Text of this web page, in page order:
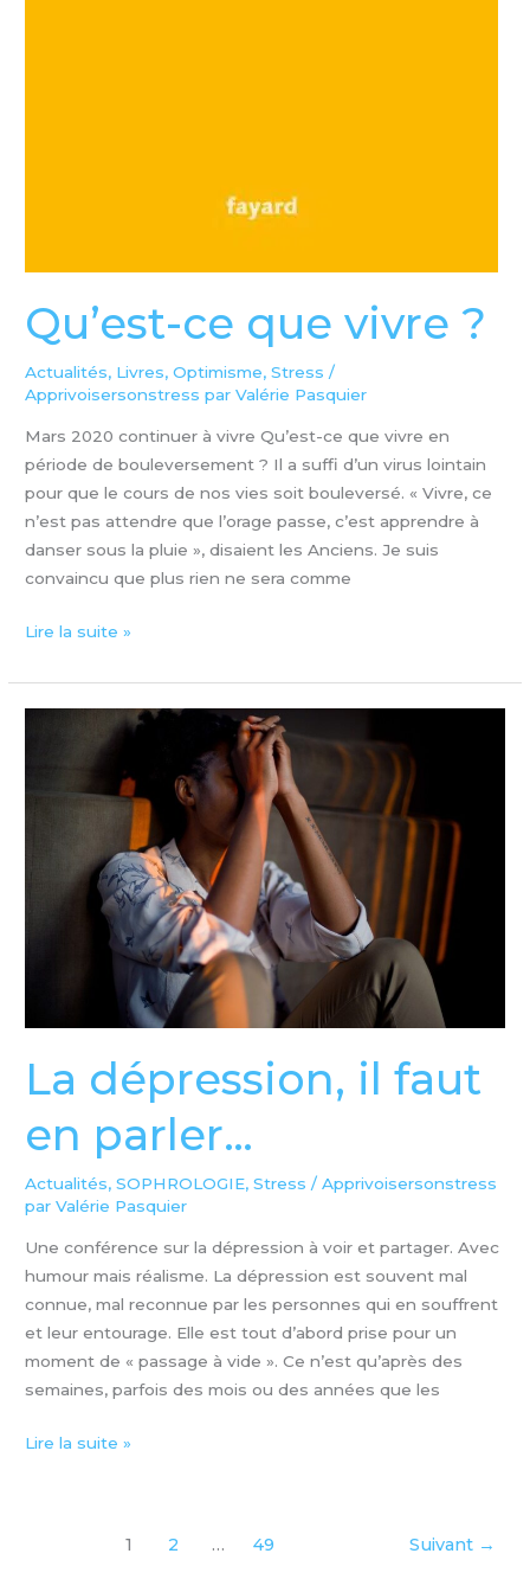
Qu’est-ce que vivre ?
Actualités, Livres,Optimisme,Stress /
Apprivoisersonstress par Valérie Pasquier
Mars 2020 continuer à vivre Qu’est-ce que vivre en
période de bouleversement ? Il a suffi d’un virus lointain
pour que le cours de nos vies soit bouleversé. « Vivre, ce
n’est pas attendre que l’orage passe, c’est apprendre à
danser sous la pluie », disaient les Anciens. Je suis
convaincu que plus rien ne sera comme
Lire la suite »
La dépression, il faut
en parler…
Actualités,SOPHROLOGIE,Stress /Apprivoisersonstress
par Valérie Pasquier
Une conférence sur la dépression à voir et partager. Avec
humour mais réalisme. La dépression est souvent mal
connue, mal reconnue par les personnes qui en souffrent
et leur entourage. Elle est tout d’abord prise pour un
moment de « passage à vide ». Ce n’est qu’après des
semaines, parfois des mois ou des années que les
dépression,
Lire la suite »
1 2 … 49 Suivant →